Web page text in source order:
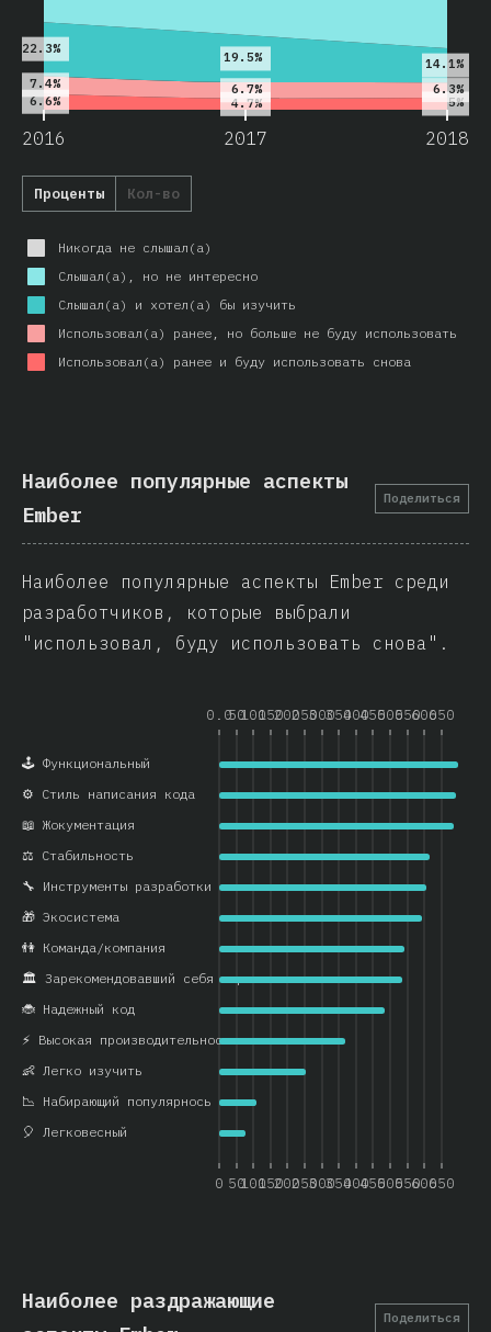
2016 2017 2018
6.6% 4.7% 5%
7.4% 6.7% 6.3%
22.3%
19.5% 14.1%
Проценты Кол-во
Никогда не слышал(а)
Слышал(а), но не интересно
Слышал(а) и хотел(а) бы изучить
Использовал(а) ранее, но больше не буду использовать
Использовал(а) ранее и буду использовать снова
Наиболее популярные аспекты
Ember
Поделиться
Наиболее популярные аспекты Ember среди
разработчиков, которые выбрали
"использовал, буду использовать снова".
0.050100150200250300350400450500550600650
0 50100150200250300350400450500550600650
🎈 Легковесный
📉 Набирающий популярнось
👶 Легко изучить
⚡ Высокая производительность
🐞 Надежный код
🏛️ Зарекомендовавший себя вариант
👫 Команда/компания
🎁 Экосистема
🔧 Инструменты разработки
⚖️ Стабильность
📖 Жокументация
⚙️ Стиль написания кода
🕹️ Функциональный
Наиболее раздражающие
Поделиться